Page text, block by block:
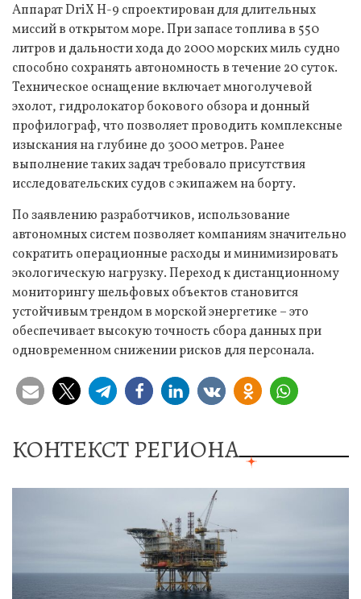
Аппарат DriX H-9 спроектирован для длительных
миссий в открытом море. При запасе топлива в 550
литров и дальности хода до 2000 морских миль судно
способно сохранять автономность в течение 20 суток.
Техническое оснащение включает многолучевой
эхолот, гидролокатор бокового обзора и донный
профилограф, что позволяет проводить комплексные
изыскания на глубине до 3000 метров. Ранее
выполнение таких задач требовало присутствия
исследовательских судов с экипажем на борту.
По заявлению разработчиков, использование
автономных систем позволяет компаниям значительно
сократить операционные расходы и минимизировать
экологическую нагрузку. Переход к дистанционному
мониторингу шельфовых объектов становится
устойчивым трендом в морской энергетике – это
обеспечивает высокую точность сбора данных при
одновременном снижении рисков для персонала.
КОНТЕКСТ РЕГИОНА